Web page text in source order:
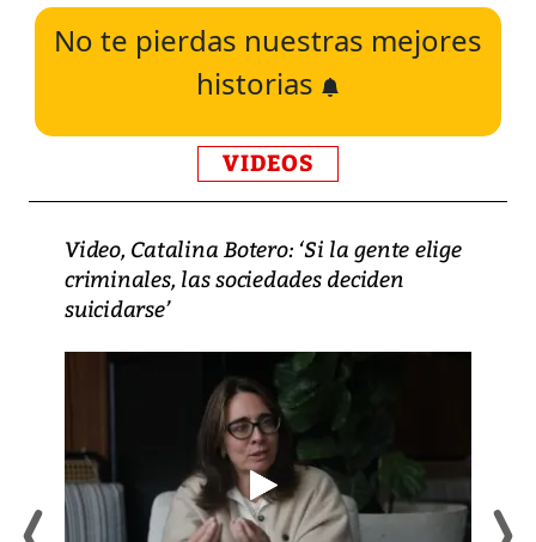
No te pierdas nuestras mejores
historias
VIDEOS
Video, Catalina Botero: ‘Si la gente elige
criminales, las sociedades deciden
suicidarse’